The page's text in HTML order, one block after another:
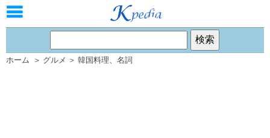
ホーム ＞ グルメ ＞ 韓国料理、 名詞